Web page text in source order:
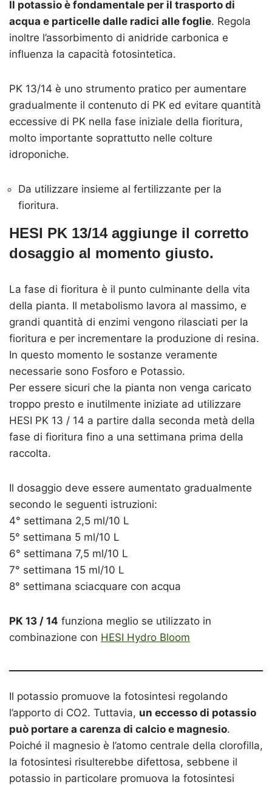
Il potassio è fondamentale per il trasporto di
acqua e particelle dalle radici alle foglie. Regola
inoltre l’assorbimento di anidride carbonica e
influenza la capacità fotosintetica.
PK 13/14 è uno strumento pratico per aumentare
gradualmente il contenuto di PK ed evitare quantità
eccessive di PK nella fase iniziale della fioritura,
molto importante soprattutto nelle colture
idroponiche.
Da utilizzare insieme al fertilizzante per la
fioritura.
HESI PK 13/14aggiunge il corretto
dosaggio al momento giusto.
La fase di fioritura è il punto culminante della vita
della pianta. Il metabolismo lavora al massimo, e
grandi quantità di enzimi vengono rilasciati per la
fioritura e per incrementare la produzione di resina.
In questo momento le sostanze veramente
necessarie sono Fosforo e Potassio.
Per essere sicuri che la pianta non venga caricato
troppo presto e inutilmente iniziate ad utilizzare
HESI PK 13 / 14 a partire dalla seconda metà della
fase di fioritura fino a una settimana prima della
raccolta.
Il dosaggio deve essere aumentato gradualmente
secondo le seguenti istruzioni:
4° settimana 2,5 ml/10 L
5° settimana 5 ml/10 L
6° settimana 7,5 ml/10 L
7° settimana 15 ml/10 L
8° settimana sciacquare con acqua
PK 13 / 14 funziona meglio se utilizzato in
combinazione con HESI Hydro Bloom
Il potassio promuove la fotosintesi regolando
l’apporto di CO2. Tuttavia, un eccesso di potassio
può portare a carenza di calcio e magnesio.
Poiché il magnesio è l’atomo centrale della clorofilla,
la fotosintesi risulterebbe difettosa, sebbene il
potassio in particolare promuova la fotosintesi